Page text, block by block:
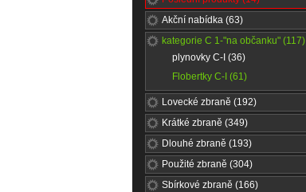
Akční nabídka (63)
kategorie C 1-"na občanku" (117)
plynovky C-I (36)
Flobertky C-I (61)
Lovecké zbraně (192)
Krátké zbraně (349)
Dlouhé zbraně (193)
Použité zbraně (304)
Sbírkové zbraně (166)